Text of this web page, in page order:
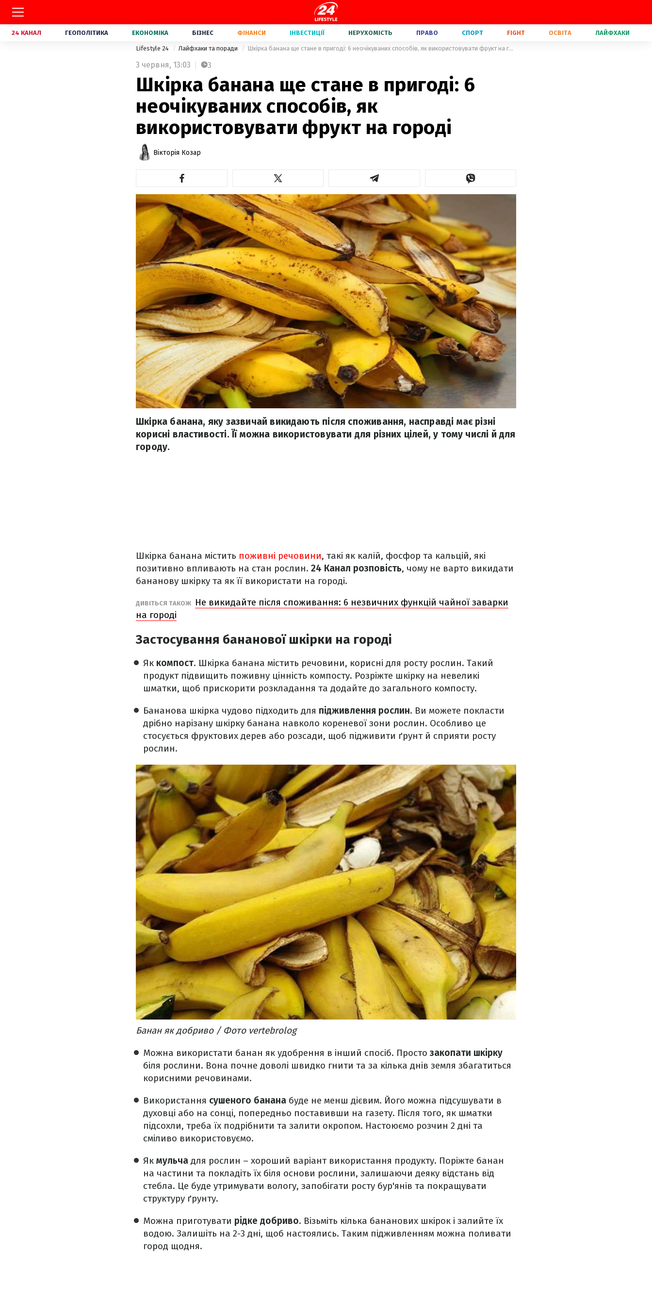
24 КАНАЛ ГЕОПОЛІТИКА ЕКОНОМІКА БІЗНЕС ФІНАНСИ ІНВЕСТИЦІЇ НЕРУХОМІСТЬ ПРАВО СПОРТ FIGHT ОСВІТА ЛАЙФХАКИ
Lifestyle 24 Лайфхаки та поради Шкірка банана ще стане в пригоді: 6 неочікуваних способів, як використовувати фрукт на городі
3 червня, 13:03 3
Шкірка банана ще стане в пригоді: 6
неочікуваних способів, як
використовувати фрукт на городі
Вікторія Козар
Шкірка банана, яку зазвичай викидають після споживання, насправді має різні
корисні властивості. Її можна використовувати для різних цілей, у тому числі й для
городу.
Шкірка банана містить поживні речовини, такі як калій, фосфор та кальцій, які
позитивно впливають на стан рослин. 24 Канал розповість, чому не варто викидати
бананову шкірку та як її використати на городі.
ДИВІТЬСЯ ТАКОЖ
Не викидайте після споживання: 6 незвичних функцій чайної заварки
на городі
Застосування бананової шкірки на городі
Як компост. Шкірка банана містить речовини, корисні для росту рослин. Такий
продукт підвищить поживну цінність компосту. Розріжте шкірку на невеликі
шматки, щоб прискорити розкладання та додайте до загального компосту.
Бананова шкірка чудово підходить для підживлення рослин. Ви можете покласти
дрібно нарізану шкірку банана навколо кореневої зони рослин. Особливо це
стосується фруктових дерев або розсади, щоб підживити ґрунт й сприяти росту
рослин.
Банан як добриво / Фото vertebrolog
Можна використати банан як удобрення в інший спосіб. Простозакопати шкірку
біля рослини. Вона почне доволі швидко гнити та за кілька днів земля збагатиться
корисними речовинами.
Використання сушеного банана буде не менш дієвим. Його можна підсушувати в
духовці або на сонці, попередньо поставивши на газету. Після того, як шматки
підсохли, треба їх подрібнити та залити окропом. Настоюємо розчин 2 дні та
сміливо використовуємо.
Як мульча для рослин – хороший варіант використання продукту. Поріжте банан
на частини та покладіть їх біля основи рослини, залишаючи деяку відстань від
стебла. Це буде утримувати вологу, запобігати росту бур'янів та покращувати
структуру ґрунту.
Можна приготувати рідке добриво. Візьміть кілька бананових шкірок і залийте їх
водою. Залишіть на 2-3 дні, щоб настоялись. Таким підживленням можна поливати
город щодня.